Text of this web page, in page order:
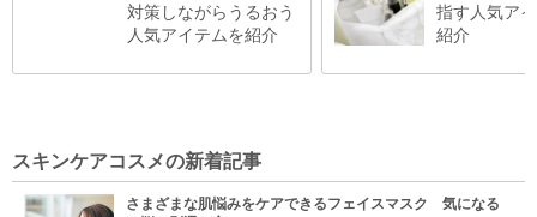
対策しながらうるおう
人気アイテムを紹介
指す人気ア
紹介
スキンケアコスメの新着記事
さまざまな肌悩みをケアできるフェイスマスク 気になる